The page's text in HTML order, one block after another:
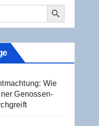
Search Button
Wie
Genos­sen­